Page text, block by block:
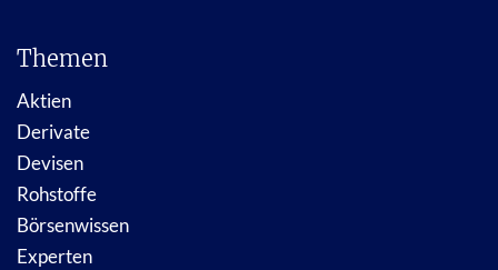
Themen
Aktien
Derivate
Devisen
Rohstoffe
Börsenwissen
Experten